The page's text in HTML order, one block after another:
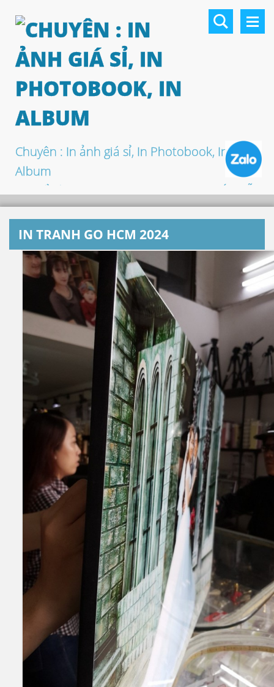
Chuyên : In ảnh giá sỉ, In Photobook, In
Album
In khổ lớn, In UV 3D, In Canvas, In PP, Ép Gỗ
…
IN TRANH GO HCM 2024